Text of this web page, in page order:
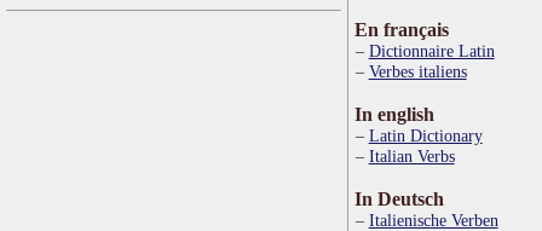
En français
Dictionnaire Latin
Verbes italiens
In english
Latin Dictionary
Italian Verbs
In Deutsch
Italienische Verben